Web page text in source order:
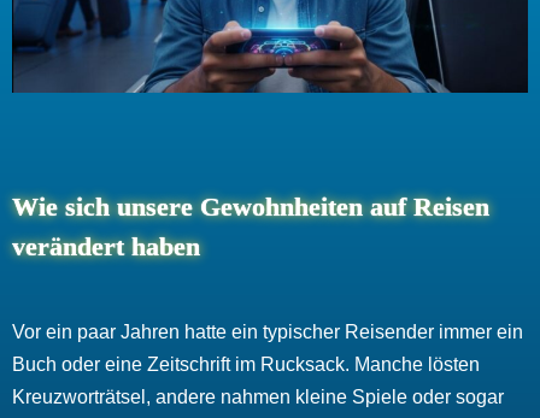
Wie sich unsere Gewohnheiten auf Reisen
verändert haben
Vor ein paar Jahren hatte ein typischer Reisender immer ein
Buch oder eine Zeitschrift im Rucksack. Manche lösten
Kreuzworträtsel, andere nahmen kleine Spiele oder sogar